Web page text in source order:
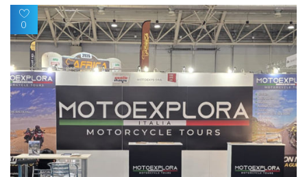
0